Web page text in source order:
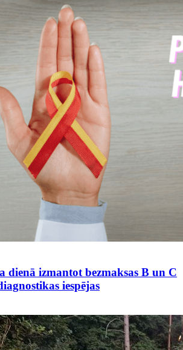
dienā izmantot bezmaksas B un C
iespējas